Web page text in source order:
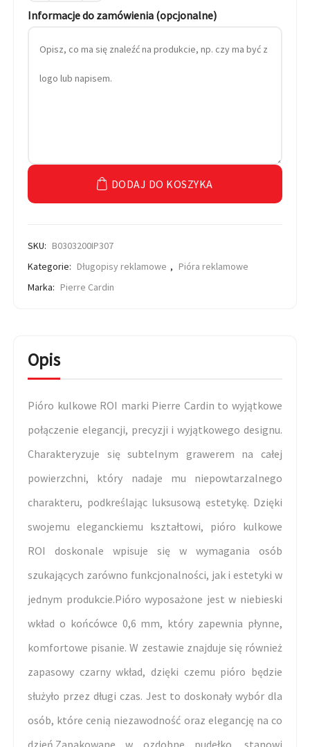
Informacje do zamówienia (opcjonalne)
DODAJ DO KOSZYKA
SKU: B0303200IP307
Kategorie: Długopisy reklamowe , Pióra reklamowe
Marka: Pierre Cardin
Opis
Pióro kulkowe ROI marki Pierre Cardin to wyjątkowe
połączenie elegancji, precyzji i wyjątkowego designu.
Charakteryzuje się subtelnym grawerem na całej
powierzchni, który nadaje mu niepowtarzalnego
charakteru, podkreślając luksusową estetykę. Dzięki
swojemu eleganckiemu kształtowi, pióro kulkowe
ROI doskonale wpisuje się w wymagania osób
szukających zarówno funkcjonalności, jak i estetyki w
jednym produkcie.Pióro wyposażone jest w niebieski
wkład o końcówce 0,6 mm, który zapewnia płynne,
komfortowe pisanie. W zestawie znajduje się również
zapasowy czarny wkład, dzięki czemu pióro będzie
służyło przez długi czas. Jest to doskonały wybór dla
osób, które cenią niezawodność oraz elegancję na co